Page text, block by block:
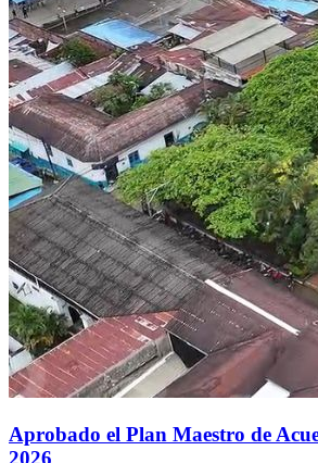
Aprobado el Plan Maestro de
2026